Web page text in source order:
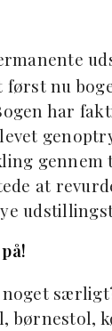
nu
har
gennem
at
noget
børnestol,